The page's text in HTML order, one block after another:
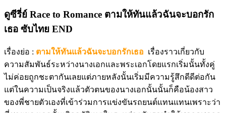
ดูซีรี่ย์ Race to Romance ตามให้ทันแล้วฉันจะบอกรัก
เธอ ซับไทย END
เรื่องย่อ : ตามให้ทันแล้วฉันจะบอกรักเธอ เรื่องราวเกี่ยวกับ
ความสัมพันธ์ระหว่างนางเอกและพระเอกโดยแรกเริ่มนั้นทั้งคู่
ไม่ค่อยถูกชะตากันเลยแต่ภายหลังนั้นเริ่มมีความรู้สึกดีดีต่อกัน
แต่ในความเป็นจริงแล้วตัวตนของนางเอกนั้นนั้นก็คือน้องสาว
ของพี่ชายตัวเองที่เข้าร่วมการแข่งขันรถยนต์แทนแทนเพราะว่า